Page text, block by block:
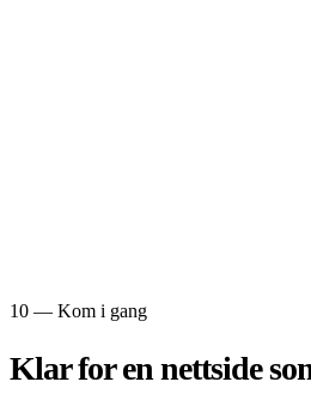
10 — Kom i gang
Klar for ennettside